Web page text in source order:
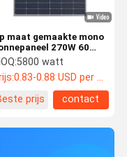
maat gemaakte mono
270W 60
166mm cellen OEM
module
5800 watt
0.83-0.88 USD per watt
prijs
contact